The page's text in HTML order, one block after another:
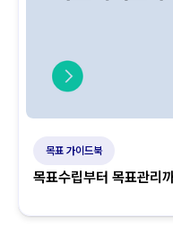
목표 가이드북
목표수립부터 목표관리